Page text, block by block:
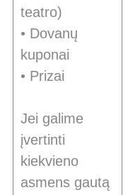
teatro)
• Dovanų
kuponai
• Prizai
Jei galime
įvertinti
kiekvieno
asmens gautą